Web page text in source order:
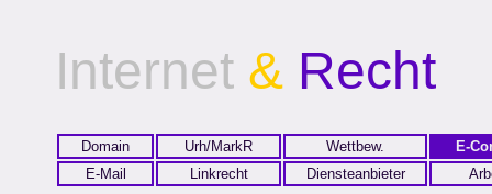
Internet & Recht
Domain Urh/MarkR Wettbew.
E-
E-Mail
Linkrecht Diensteanbieter